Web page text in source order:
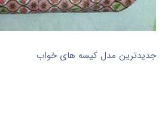
جدیدترین مدل کیسه های خواب